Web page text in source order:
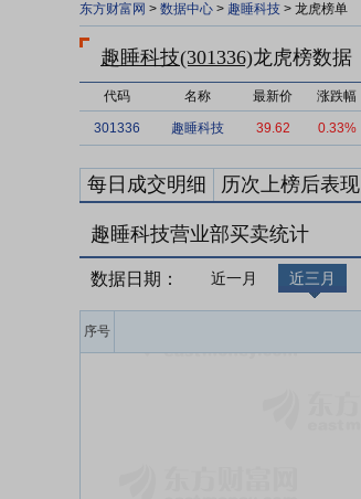
东方财富网 > 数据中心 > 趣睡科技 > 龙虎榜单
趣睡科技(301336)龙虎榜数据
代码 名称 最新价 涨跌幅
301336 趣睡科技 39.62 0.33%
每日成交明细 历次上榜后表现
趣睡科技营业部买卖统计
数据日期： 近一月 近三月
序号